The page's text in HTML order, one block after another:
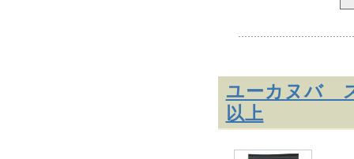
ユーカヌバ
以上